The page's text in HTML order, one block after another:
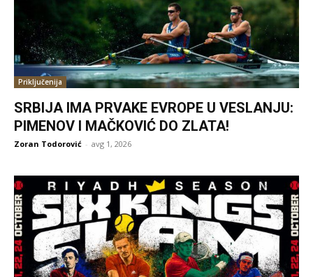
Priključenija
SRBIJA IMA PRVAKE EVROPE U VESLANJU:
PIMENOV I MAČKOVIĆ DO ZLATA!
Zoran Todorović - avg 1, 2026